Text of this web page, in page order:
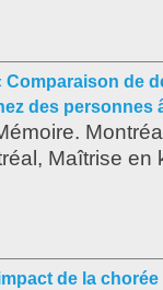
Comparaison de
des personnes
Maîtrise en
de la